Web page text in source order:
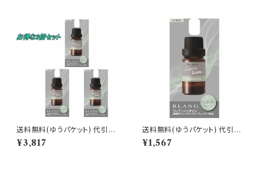
送料無料(ゆうパケット) 代引不
可 ブラング 噴霧式ディフューザ
ー専用フレグランスオイル ラグ
¥3,817
送料無料(ゆうパケット) 代引不
可 ブラング 噴霧式ディフューザ
ー専用フレグランスオイル ラグ
¥1,567